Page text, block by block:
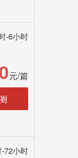
-6小时
元/篇
72小时